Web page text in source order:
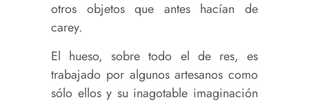
otros objetos que antes hacían de
carey.
El hueso, sobre todo el de res, es
trabajado por algunos artesanos como
sólo ellos y su inagotable imaginación